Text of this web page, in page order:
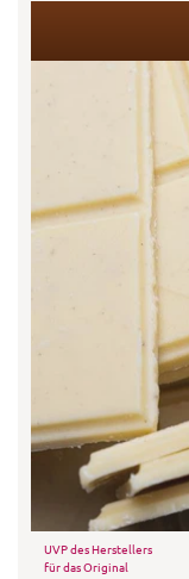
UVP des Herstellers
für das Original